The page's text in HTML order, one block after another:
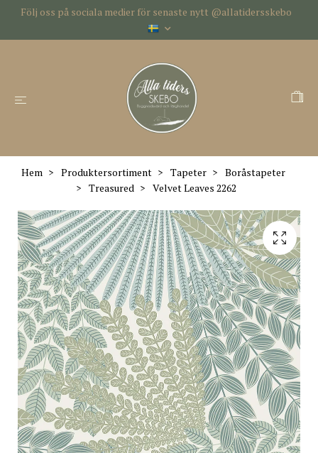
Följ oss på sociala medier för senaste nytt @allatidersskebo
Hem Produktersortiment Tapeter
Boråstapeter
Treasured
Velvet Leaves 2262